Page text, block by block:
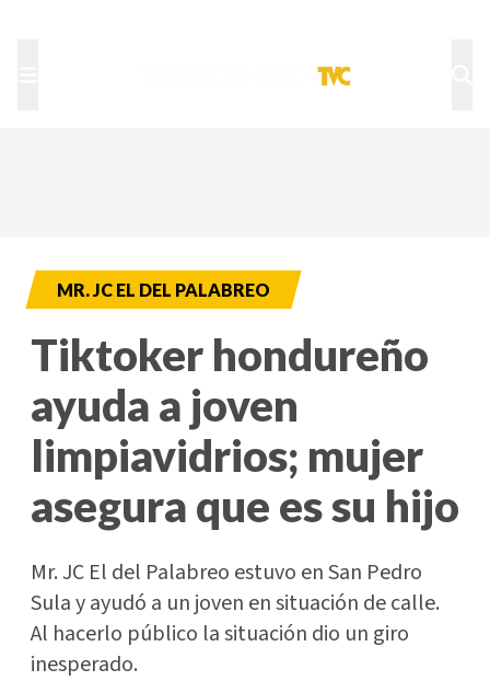
MR. JC EL DEL PALABREO
Tiktoker hondureño
ayuda a joven
limpiavidrios; mujer
asegura que es su hijo
Mr. JC El del Palabreo estuvo en San Pedro
Sula y ayudó a un joven en situación de calle.
Al hacerlo público la situación dio un giro
inesperado.